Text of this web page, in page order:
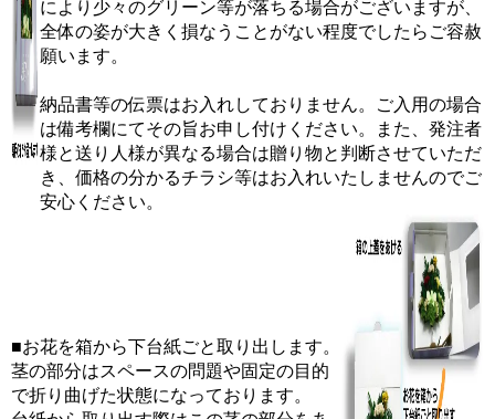
により少々のグリーン等が落ちる場合がございますが、
全体の姿が大きく損なうことがない程度でしたらご容赦
願います。
納品書等の伝票はお入れしておりません。ご入用の場合
は備考欄にてその旨お申し付けください。また、発注者
様と送り人様が異なる場合は贈り物と判断させていただ
き、価格の分かるチラシ等はお入れいたしませんのでご
安心ください。
■お花を箱から下台紙ごと取り出します。
茎の部分はスペースの問題や固定の目的
で折り曲げた状態になっております。